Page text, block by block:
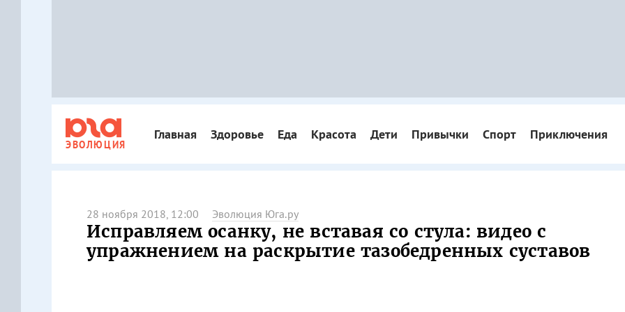
ЭВОЛЮЦИЯ
Главная Здоровье Еда Красота Дети Привычки Спорт Приключения
28 ноября 2018, 12:00 Эволюция Юга.ру
Исправляем осанку, не вставая со стула: видео с
упражнением на раскрытие тазобедренных суставов